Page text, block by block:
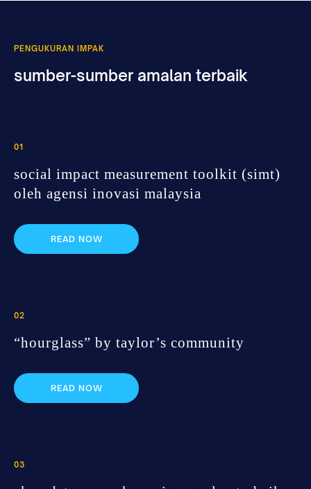
PENGUKURAN IMPAK
sumber-sumber amalan terbaik
01
social impact measurement toolkit (simt)
oleh agensi inovasi malaysia
READ NOW
02
“hourglass” by taylor’s community
READ NOW
03